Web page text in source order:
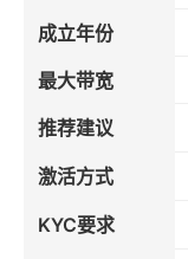
成立年份
最大带宽
推荐建议
激活方式
KYC要求